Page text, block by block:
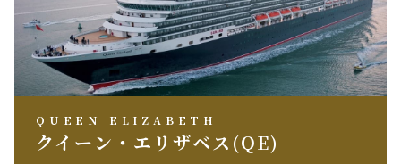
QUEEN ELIZABETH
クイーン・エリザベス(QE)